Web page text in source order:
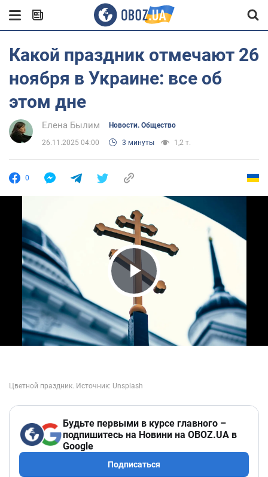
Какой праздник отмечают 26
ноября в Украине: все об
этом дне
Елена Былим Новости. Общество
26.11.2025 04:00 3 минуты 1,2 т.
0
Play Video
Будьте первыми в курсе главного –
подпишитесь на Новини на OBOZ.UA в
Google
Подписаться